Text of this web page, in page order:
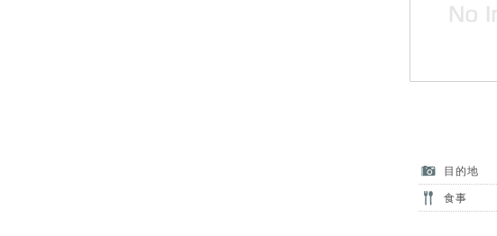
目的地
食事